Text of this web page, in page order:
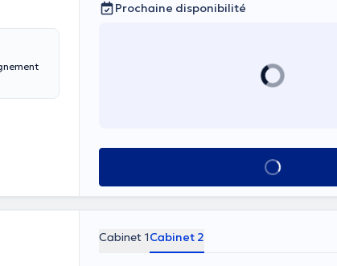
Prochaine disponibilité
Voir tout
Cabinet 1Cabinet 2